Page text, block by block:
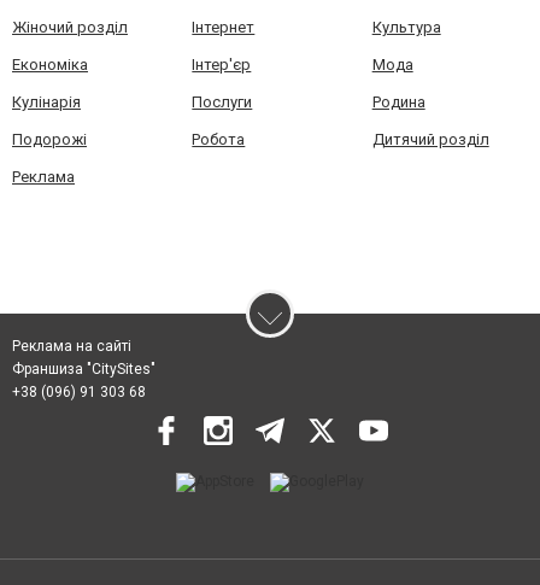
Жіночий розділ Інтернет Культура
Економіка Інтер'єр Мода
Кулінарія Послуги Родина
Подорожі Робота Дитячий розділ
Реклама
Реклама на сайті
Франшиза "CitySites"
+38 (096) 91 303 68